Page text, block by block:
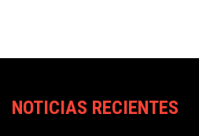
NOTICIAS RECIENTES